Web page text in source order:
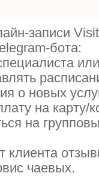
записи
бота:
о новых
на карту/
на
чаевых.